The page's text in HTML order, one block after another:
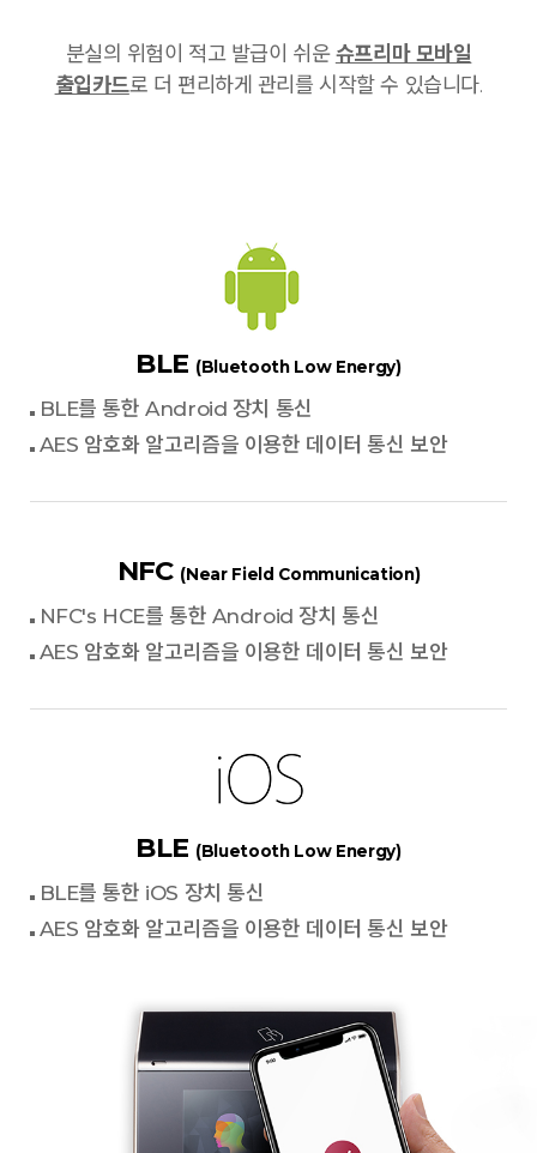
분실의 위험이 적고 발급이 쉬운슈프리마 모바일
출입카드로 더 편리하게 관리를 시작할 수 있습니다.
BLE (Bluetooth Low Energy)
BLE를 통한 Android 장치 통신
AES 암호화 알고리즘을 이용한 데이터 통신 보안
NFC (Near Field Communication)
NFC's HCE를 통한 Android 장치 통신
AES 암호화 알고리즘을 이용한 데이터 통신 보안
BLE (Bluetooth Low Energy)
BLE를 통한 iOS 장치 통신
AES 암호화 알고리즘을 이용한 데이터 통신 보안